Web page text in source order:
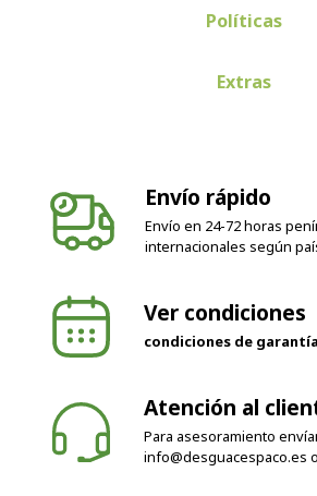
Envío en 24-72 horas
internacionales según país
condiciones de garantía
Para asesoramiento
info@desguacespaco.es